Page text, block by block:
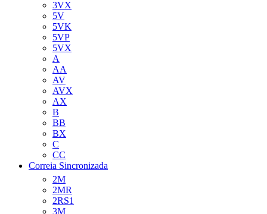
3VX
5V
5VK
5VP
5VX
A
AA
AV
AVX
AX
B
BB
BX
C
CC
Correia Sincronizada
2M
2MR
2RS1
3M